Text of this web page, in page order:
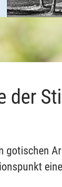
der
gotischen